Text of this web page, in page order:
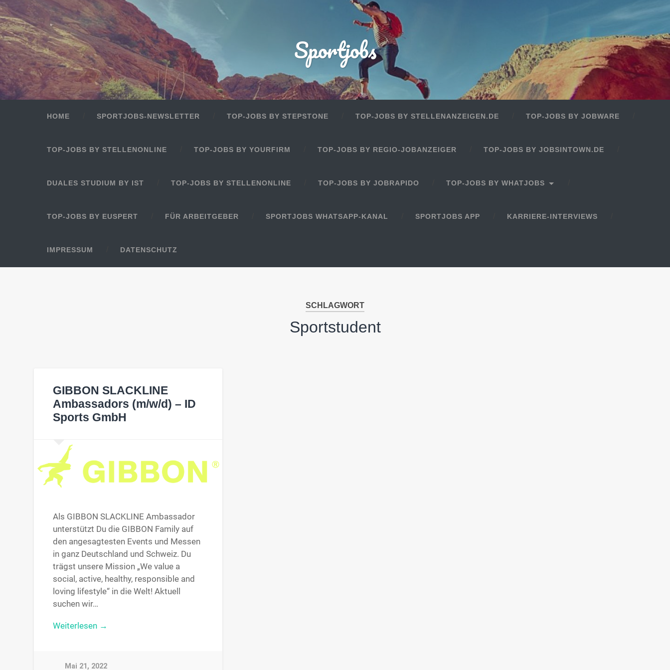
Sportjobs
HOME SPORTJOBS-NEWSLETTER TOP-JOBS BY STEPSTONE TOP-JOBS BY STELLENANZEIGEN.DE TOP-JOBS BY JOBWARE
TOP-JOBS BY STELLENONLINE TOP-JOBS BY YOURFIRM TOP-JOBS BY REGIO-JOBANZEIGER TOP-JOBS BY JOBSINTOWN.DE
DUALES STUDIUM BY IST TOP-JOBS BY STELLENONLINE TOP-JOBS BY JOBRAPIDO TOP-JOBS BY WHATJOBS
TOP-JOBS BY EUSPERT FÜR ARBEITGEBER SPORTJOBS WHATSAPP-KANAL SPORTJOBS APP KARRIERE-INTERVIEWS
IMPRESSUM DATENSCHUTZ
SCHLAGWORT
Sportstudent
GIBBON SLACKLINE
Ambassadors (m/w/d) – ID
Sports GmbH
Als GIBBON SLACKLINE Ambassador
unterstützt Du die GIBBON Family auf
den angesagtesten Events und Messen
in ganz Deutschland und Schweiz. Du
trägst unsere Mission „We value a
social, active, healthy, responsible and
loving lifestyle“ in die Welt! Aktuell
suchen wir…
Weiterlesen →
Mai 21, 2022